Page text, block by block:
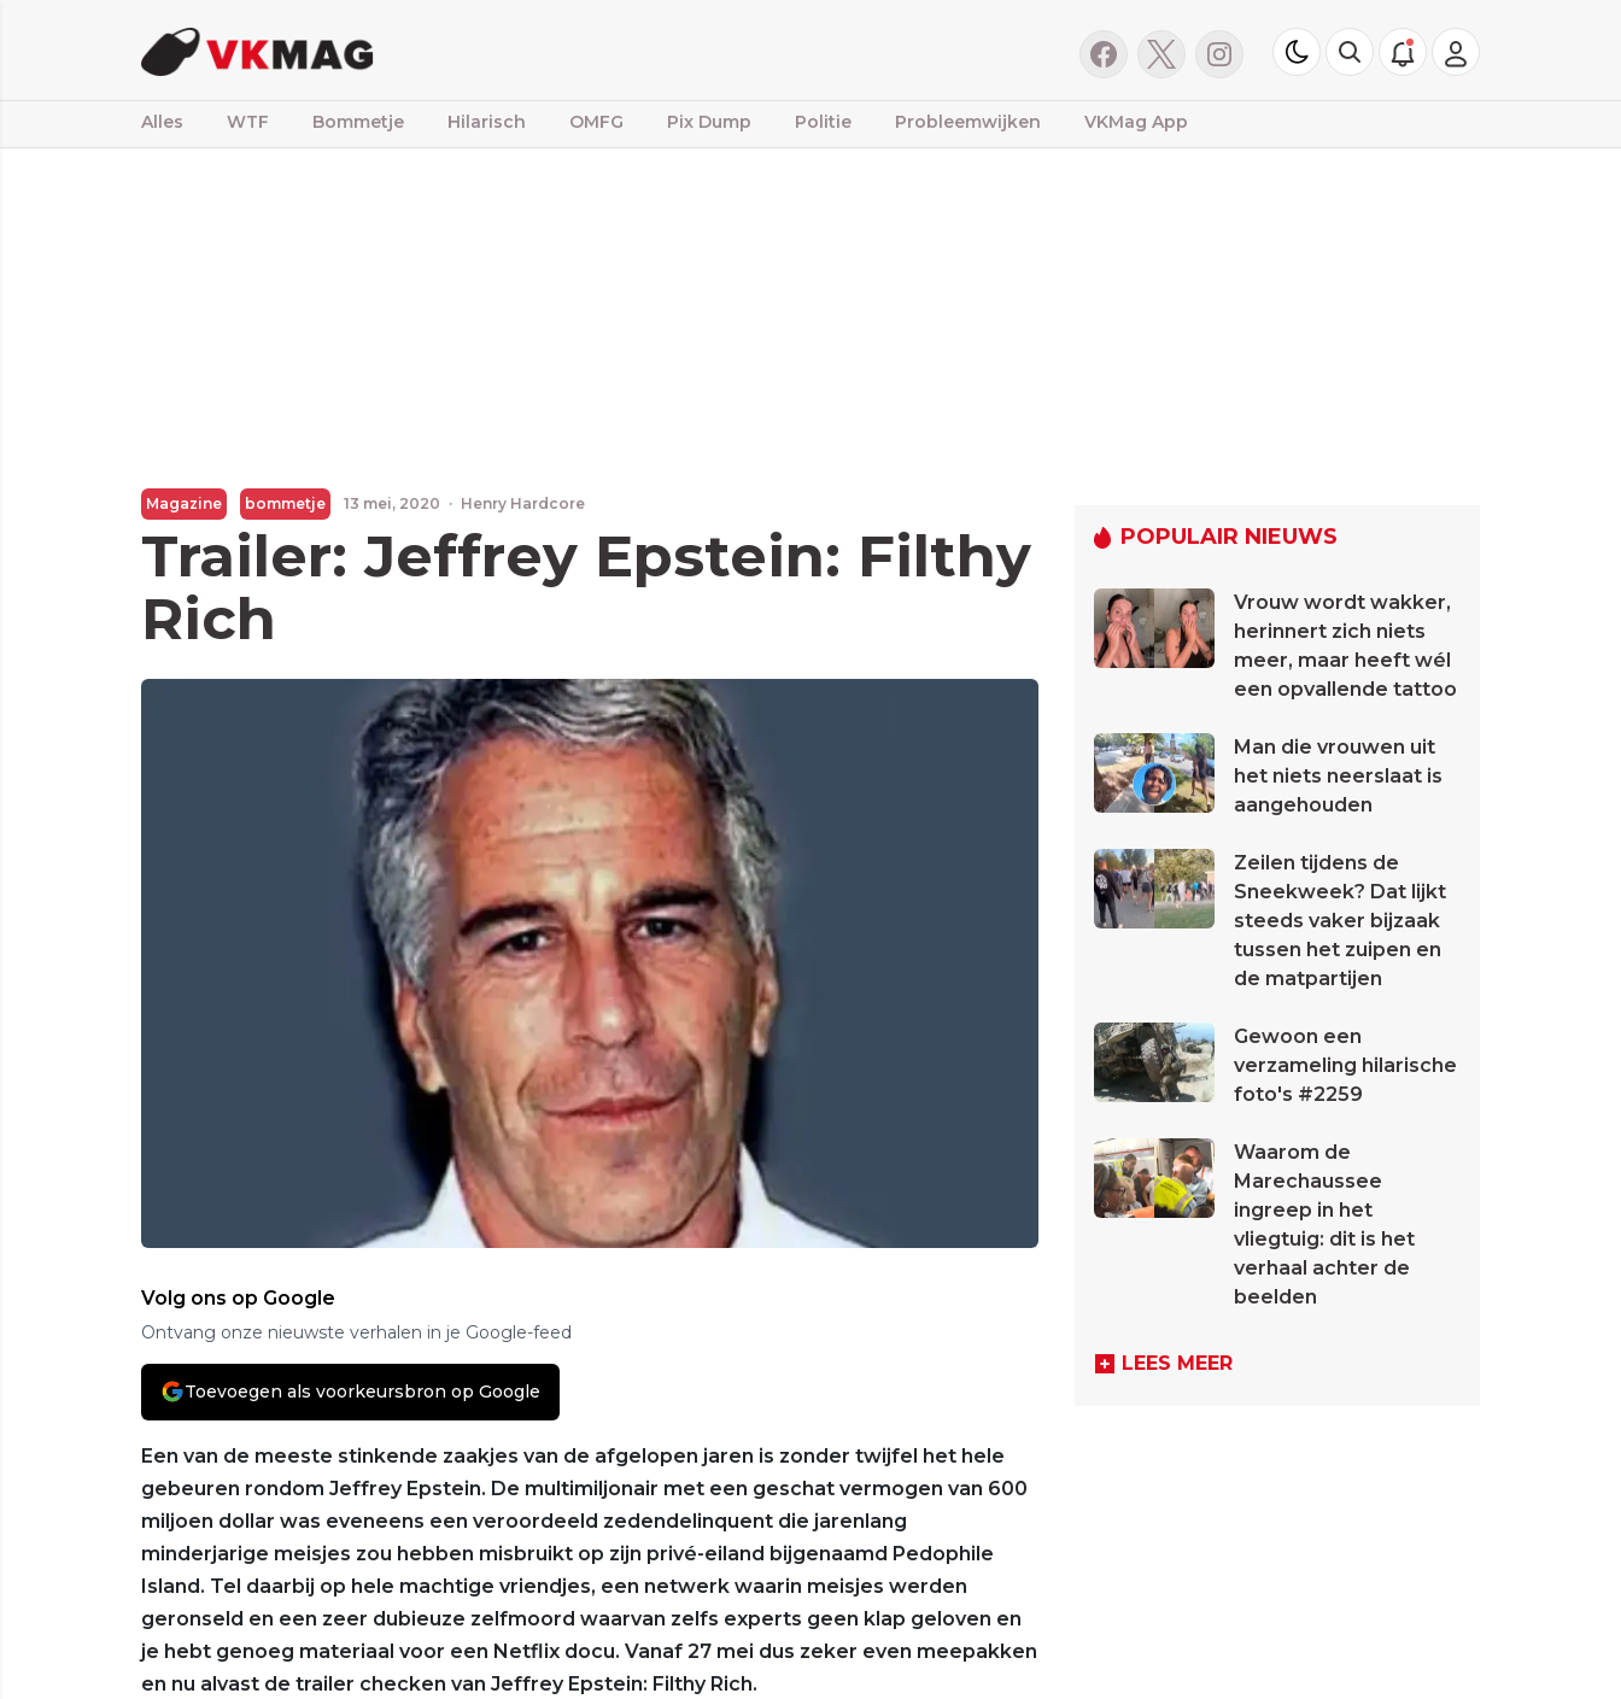
Alles WTF Bommetje Hilarisch OMFG Pix Dump Politie Probleemwijken VKMag App
Magazine bommetje 13 mei, 2020 · Henry Hardcore
Trailer: Jeffrey Epstein: Filthy
Rich
Volg ons op Google
Ontvang onze nieuwste verhalen in je Google-feed
Toevoegen als voorkeursbron op Google
Een van de meeste stinkende zaakjes van de afgelopen jaren is zonder twijfel het hele
gebeuren rondom Jeffrey Epstein. De multimiljonair met een geschat vermogen van 600
miljoen dollar was eveneens een veroordeeld zedendelinquent die jarenlang
minderjarige meisjes zou hebben misbruikt op zijn privé-eiland bijgenaamd Pedophile
Island. Tel daarbij op hele machtige vriendjes, een netwerk waarin meisjes werden
geronseld en een zeer dubieuze zelfmoord waarvan zelfs experts geen klap geloven en
je hebt genoeg materiaal voor een Netflix docu. Vanaf 27 mei dus zeker even meepakken
en nu alvast de trailer checken van Jeffrey Epstein: Filthy Rich.
POPULAIR NIEUWS
Vrouw wordt wakker,
herinnert zich niets
meer, maar heeft wél
een opvallende tattoo
Man die vrouwen uit
het niets neerslaat is
aangehouden
Zeilen tijdens de
Sneekweek? Dat lijkt
steeds vaker bijzaak
tussen het zuipen en
de matpartijen
Gewoon een
verzameling hilarische
foto's #2259
Waarom de
Marechaussee
ingreep in het
vliegtuig: dit is het
verhaal achter de
beelden
LEES MEER